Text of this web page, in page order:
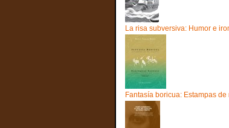
La risa subversiva: Humor e
Fantasía boricua: Estampas de